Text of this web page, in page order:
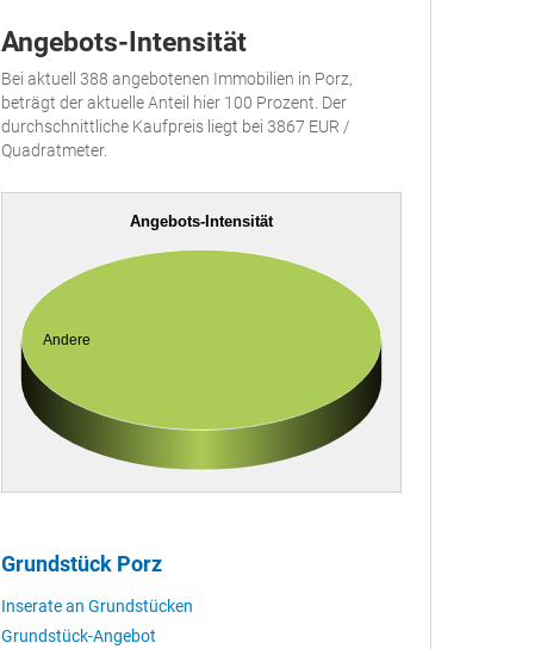
Angebots-Intensität
Bei aktuell 388 angebotenen Immobilien in Porz,
beträgt der aktuelle Anteil hier 100 Prozent. Der
durchschnittliche Kaufpreis liegt bei 3867 EUR /
Quadratmeter.
Angebots-Intensität
Andere
Grundstück Porz
Inserate an Grundstücken
Grundstück-Angebot